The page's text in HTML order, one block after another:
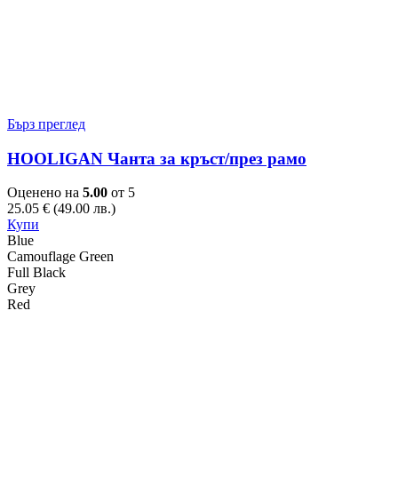
Бърз преглед
HOOLIGAN Чанта за кръст/през рамо
Оценено на 5.00 от 5
25.05 € (49.00 лв.)
Купи
has
multiple
Blue
Camouflage Green
Full Black
Grey
Red